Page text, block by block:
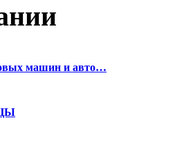
машин и авто…